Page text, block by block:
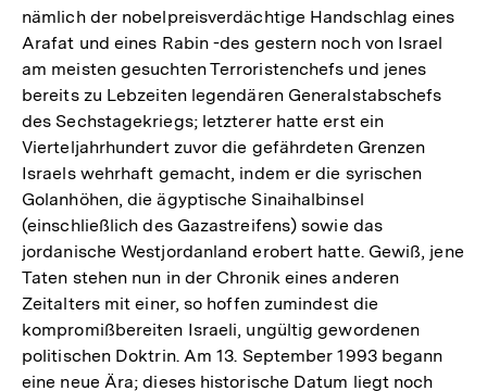
nämlich der nobelpreisverdächtige Handschlag eines
Arafat und eines Rabin -des gestern noch von Israel
am meisten gesuchten Terroristenchefs und jenes
bereits zu Lebzeiten legendären Generalstabschefs
des Sechstagekriegs; letzterer hatte erst ein
Vierteljahrhundert zuvor die gefährdeten Grenzen
Israels wehrhaft gemacht, indem er die syrischen
Golanhöhen, die ägyptische Sinaihalbinsel
(einschließlich des Gazastreifens) sowie das
jordanische Westjordanland erobert hatte. Gewiß, jene
Taten stehen nun in der Chronik eines anderen
Zeitalters mit einer, so hoffen zumindest die
kompromißbereiten Israeli, ungültig gewordenen
politischen Doktrin. Am 13. September 1993 begann
eine neue Ära; dieses historische Datum liegt noch